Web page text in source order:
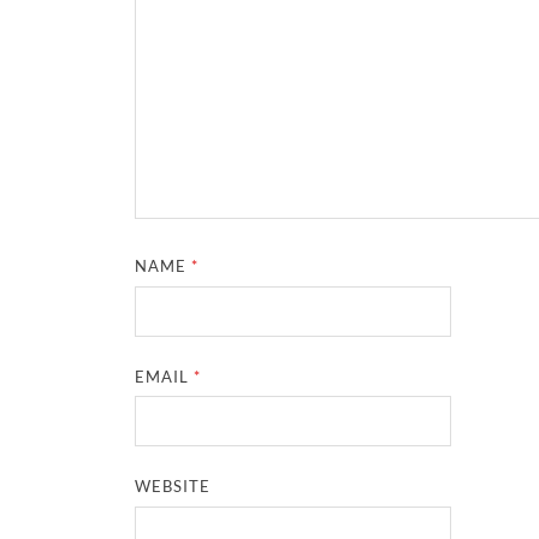
NAME*
EMAIL*
WEBSITE